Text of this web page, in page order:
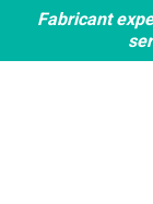
Fabricant